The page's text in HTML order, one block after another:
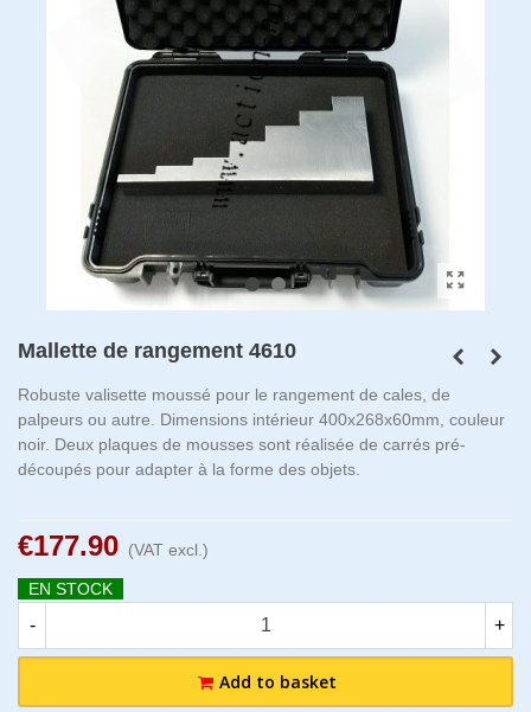
Mallette de rangement 4610
Robuste valisette moussé pour le rangement de cales, de
palpeurs ou autre. Dimensions intérieur 400x268x60mm, couleur
noir. Deux plaques de mousses sont réalisée de carrés pré-
découpés pour adapter à la forme des objets.
€177.90 (VAT excl.)
EN STOCK
- +
Add to basket